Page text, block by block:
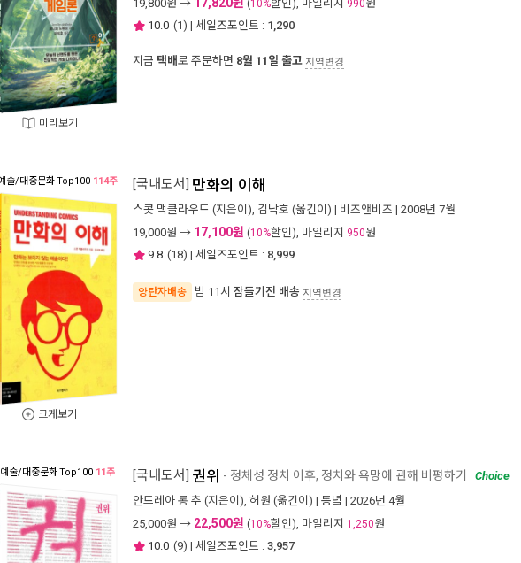
미리보기
19,800원 → (10%할인), 마일리지 990원
10.0 (1) | 세일즈포인트 : 1,290
지금 택배로 주문하면 8월 11일 출고 지역변경
술/대중문화Top100 114주
크게보기
[국내도서] 만화의 이해
스콧 맥클라우드 (지은이), 김낙호 (옮긴이) | 비즈앤비즈 | 2008년 7월
19,000원 → 17,100원 (10%할인), 마일리지 950원
9.8 (18) | 세일즈포인트 : 8,999
양탄자배송 밤 11시 잠들기전 배송 지역변경
예술/대중문화Top100 11주 [국내도서] 권위 - 정체성 정치 이후, 정치와 욕망에 관해 비평하기
Choice
안드레아 롱 추 (지은이), 허원 (옮긴이) | 동녘 | 2026년 4월
25,000원 → 22,500원 (10%할인), 마일리지 1,250원
10.0 (9) | 세일즈포인트 : 3,957